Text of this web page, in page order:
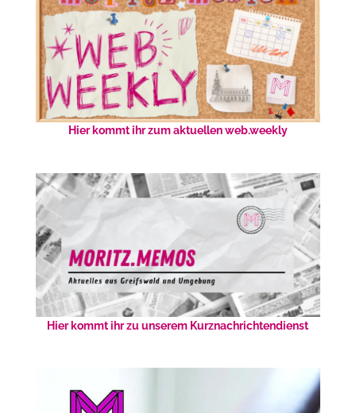
Hier kommt ihr zum aktuellen web.weekly
Hier kommt ihr zu unserem Kurznachrichtendienst